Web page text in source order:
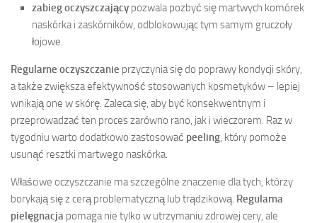
zabieg oczyszczający pozwala pozbyć się martwych komórek
naskórka i zaskórników, odblokowując tym samym gruczoły
łojowe.
Regularne oczyszczanie przyczynia się do poprawy kondycji skóry,
a także zwiększa efektywność stosowanych kosmetyków – lepiej
wnikają one w skórę. Zaleca się, aby być konsekwentnym i
przeprowadzać ten proces zarówno rano, jak i wieczorem. Raz w
tygodniu warto dodatkowo zastosować peeling, który pomoże
usunąć resztki martwego naskórka.
Właściwe oczyszczanie ma szczególne znaczenie dla tych, którzy
borykają się z cerą problematyczną lub trądzikową. Regularna
pielęgnacja pomaga nie tylko w utrzymaniu zdrowej cery, ale